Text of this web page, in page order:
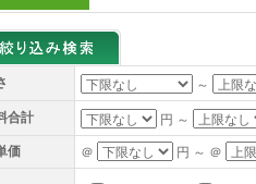
～
合計 円 ～
価 ＠ 円 ～ ＠